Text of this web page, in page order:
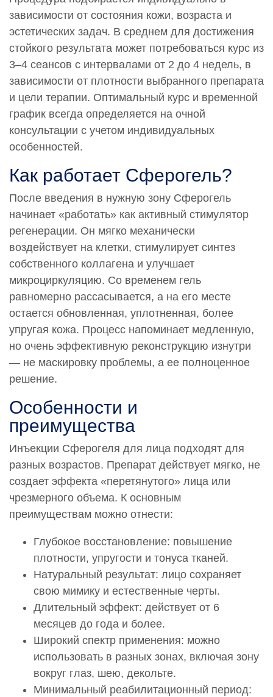
зависимости от состояния кожи, возраста и
эстетических задач. В среднем для достижения
стойкого результата может потребоваться курс из
3–4 сеансов с интервалами от 2 до 4 недель, в
зависимости от плотности выбранного препарата
и цели терапии. Оптимальный курс и временной
график всегда определяется на очной
консультации с учетом индивидуальных
особенностей.
Как работает Сферогель?
После введения в нужную зону Сферогель
начинает «работать» как активный стимулятор
регенерации. Он мягко механически
воздействует на клетки, стимулирует синтез
собственного коллагена и улучшает
микроциркуляцию. Со временем гель
равномерно рассасывается, а на его месте
остается обновленная, уплотненная, более
упругая кожа. Процесс напоминает медленную,
но очень эффективную реконструкцию изнутри
— не маскировку проблемы, а ее полноценное
решение.
Особенности и
преимущества
Инъекции Сферогеля для лица подходят для
разных возрастов. Препарат действует мягко, не
создает эффекта «перетянутого» лица или
чрезмерного объема. К основным
преимуществам можно отнести:
Глубокое восстановление: повышение
плотности, упругости и тонуса тканей.
Натуральный результат: лицо сохраняет
свою мимику и естественные черты.
Длительный эффект: действует от 6
месяцев до года и более.
Широкий спектр применения: можно
использовать в разных зонах, включая зону
вокруг глаз, шею, декольте.
Минимальный реабилитационный период: